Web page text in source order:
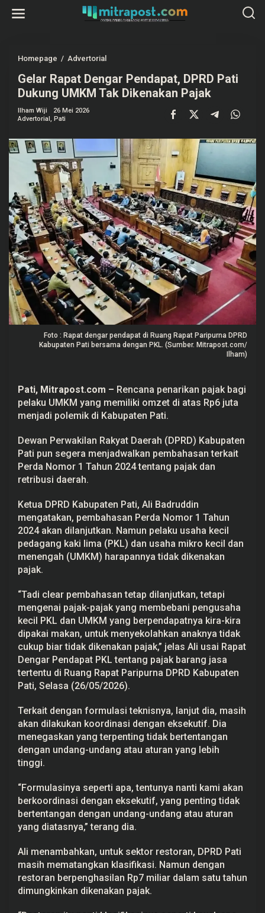
Homepage / Advertorial
l
a
r
t
e
n
a
r
P
e
n
d
a
p
a
t
,
D
P
R
D
a
t
i
n
U
M
T
a
k
D
n
a
k
a
n
P
a
Gelar Rapat Dengar Pendapat, DPRD Pati
Dukung UMKM Tak Dikenakan Pajak
Ilham Wiji
26 Mei 2026
Advertorial, Pati
Foto : Rapat dengar pendapat di Ruang Rapat Paripurna DPRD
Kabupaten Pati bersama dengan PKL. (Sumber. Mitrapost.com/
Ilham)
Pati, Mitrapost.com – Rencana penarikan pajak bagi
pelaku UMKM yang memiliki omzet di atas Rp6 juta
menjadi polemik di Kabupaten Pati.
Dewan Perwakilan Rakyat Daerah (DPRD) Kabupaten
Pati pun segera menjadwalkan pembahasan terkait
Perda Nomor 1 Tahun 2024 tentang pajak dan
retribusi daerah.
Ketua DPRD Kabupaten Pati, Ali Badruddin
mengatakan, pembahasan Perda Nomor 1 Tahun
2024 akan dilanjutkan. Namun pelaku usaha kecil
pedagang kaki lima (PKL) dan usaha mikro kecil dan
menengah (UMKM) harapannya tidak dikenakan
pajak.
“Tadi clear pembahasan tetap dilanjutkan, tetapi
mengenai pajak-pajak yang membebani pengusaha
kecil PKL dan UMKM yang berpendapatnya kira-kira
dipakai makan, untuk menyekolahkan anaknya tidak
cukup biar tidak dikenakan pajak,” jelas Ali usai Rapat
Dengar Pendapat PKL tentang pajak barang jasa
tertentu di Ruang Rapat Paripurna DPRD Kabupaten
Pati, Selasa (26/05/2026).
Terkait dengan formulasi teknisnya, lanjut dia, masih
akan dilakukan koordinasi dengan eksekutif. Dia
menegaskan yang terpenting tidak bertentangan
dengan undang-undang atau aturan yang lebih
tinggi.
“Formulasinya seperti apa, tentunya nanti kami akan
berkoordinasi dengan eksekutif, yang penting tidak
bertentangan dengan undang-undang atau aturan
yang diatasnya,” terang dia.
Ali menambahkan, untuk sektor restoran, DPRD Pati
masih mematangkan klasifikasi. Namun dengan
restoran berpenghasilan Rp7 miliar dalam satu tahun
dimungkinkan dikenakan pajak.